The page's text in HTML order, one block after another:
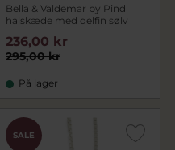
Bella & Valdemar by Pind
halskæde med delfin sølv
295,00 kr
236,00 kr
På lager
SALE